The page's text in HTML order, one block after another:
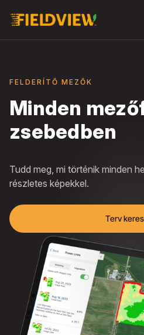
FELDERÍTŐ MEZŐK
Minden
zsebedben
Tudd meg, mi történik minden
részletes képekkel.
Terv